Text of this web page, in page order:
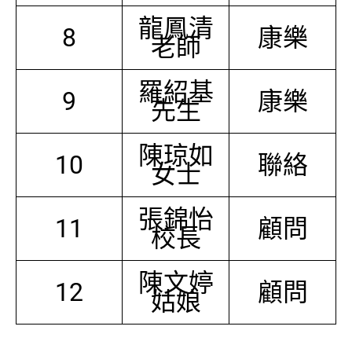
8 龍鳳清
老師 康樂
9 羅紹基
先生 康樂
10 陳琼如
女士 聯絡
11 張錦怡
校長 顧問
12 陳文婷
姑娘 顧問